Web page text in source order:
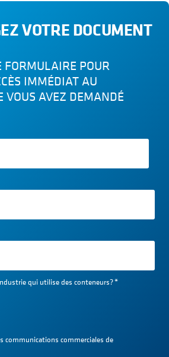
VOTRE DOCUMENT
FORMULAIRE POUR
IMMÉDIAT AU
VOUS AVEZ DEMANDÉ
qui utilise des conteneurs?*
communications commerciales de